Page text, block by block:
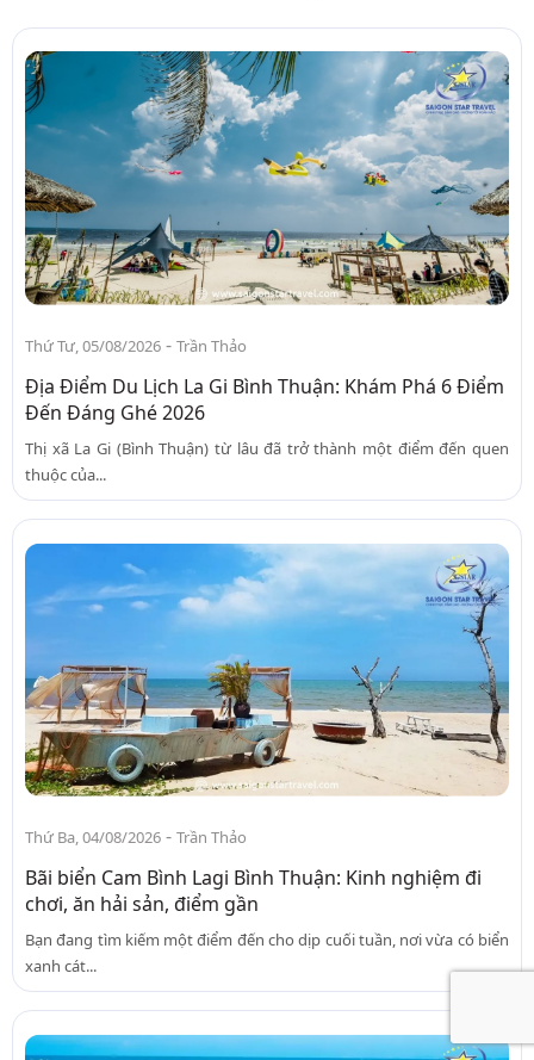
Thứ Tư, 05/08/2026 - Trần Thảo
Địa Điểm Du Lịch La Gi Bình Thuận: Khám Phá 6 Điểm
Đến Đáng Ghé 2026
Thị xã La Gi (Bình Thuận) từ lâu đã trở thành một điểm đến quen
thuộc của...
Thứ Ba, 04/08/2026 - Trần Thảo
Bãi biển Cam Bình Lagi Bình Thuận: Kinh nghiệm đi
chơi, ăn hải sản, điểm gần
Bạn đang tìm kiếm một điểm đến cho dịp cuối tuần, nơi vừa có biển
xanh cát...